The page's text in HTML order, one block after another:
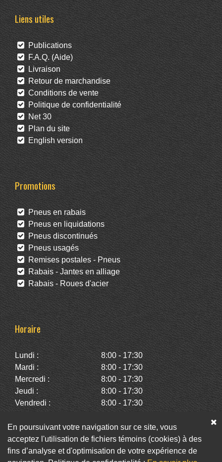
Liens utiles
Publications
F.A.Q. (Aide)
Livraison
Retour de marchandise
Conditions de vente
Politique de confidentialité
Net 30
Plan du site
English version
Promotions
Pneus en rabais
Pneus en liquidations
Pneus discontinués
Pneus usagés
Remises postales - Pneus
Rabais - Jantes en alliage
Rabais - Roues d'acier
Horaire
Lundi :
8:00 - 17:30
Mardi :
8:00 - 17:30
Mercredi :
8:00 - 17:30
Jeudi :
8:00 - 17:30
Vendredi :
8:00 - 17:30
Dimanche :
Fermé
Facebook Twitter Infolettre
En poursuivant votre navigation sur ce site, vous
acceptez l'utilisation de fichiers témoins (cookies) à des
fins d’analyse et d'optimisation de votre expérience de